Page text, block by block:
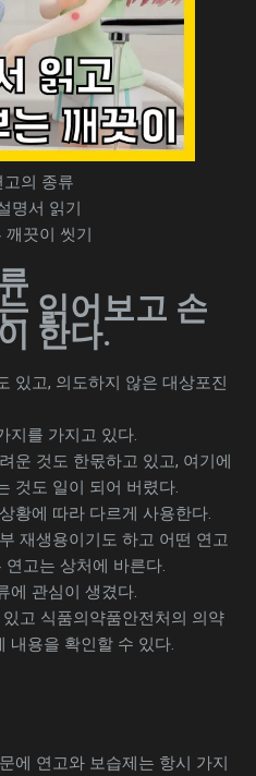
고의 종류
명서 읽기
깨끗이 씻기
읽어보고 손
한다.
있고, 의도하지 않은 대상포진
지를 가지고 있다.
운 것도 한몫하고 있고, 여기에
것도 일이 되어 버렸다.
황에 따라 다르게 사용한다.
재생용이기도 하고 어떤 연고
고는 상처에 바른다.
에 관심이 생겼다.
고 식품의약품안전처의 의약
내용을 확인할 수 있다.
에 연고와 보습제는 항시 가지